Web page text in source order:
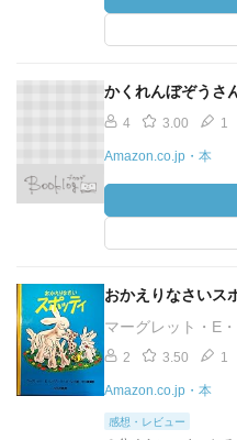
かくれんぼぞうさ
4 3.00 1
Amazon.co.jp・本
おかえりなさいス
マーグレット・E
2 3.50 1
Amazon.co.jp・本
感想・レビュー